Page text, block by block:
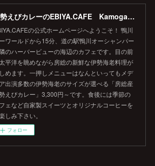
伊勢えびカレーのEBIYA.CAFE Kamogawa 【公式】
の公式ホームページへようこそ！ 鴨川
ワールドから15分、道の駅鴨川オーシャンパー
のハーバービューの海辺のカフェです。目の前
平洋を眺めながら房総の新鮮な伊勢海老料理が
めます。一押しメニューはなんといってもメデ
出演多数の伊勢海老のサイズが選べる「房総産
えびカレー」3,300円～です。食後には季節の
ェなど自家製スイーツとオリジナルコーヒーを
しみ下さい。
フォロー